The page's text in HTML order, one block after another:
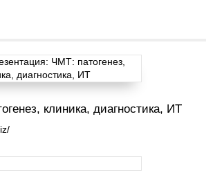
клиника, диагностика, ИТ